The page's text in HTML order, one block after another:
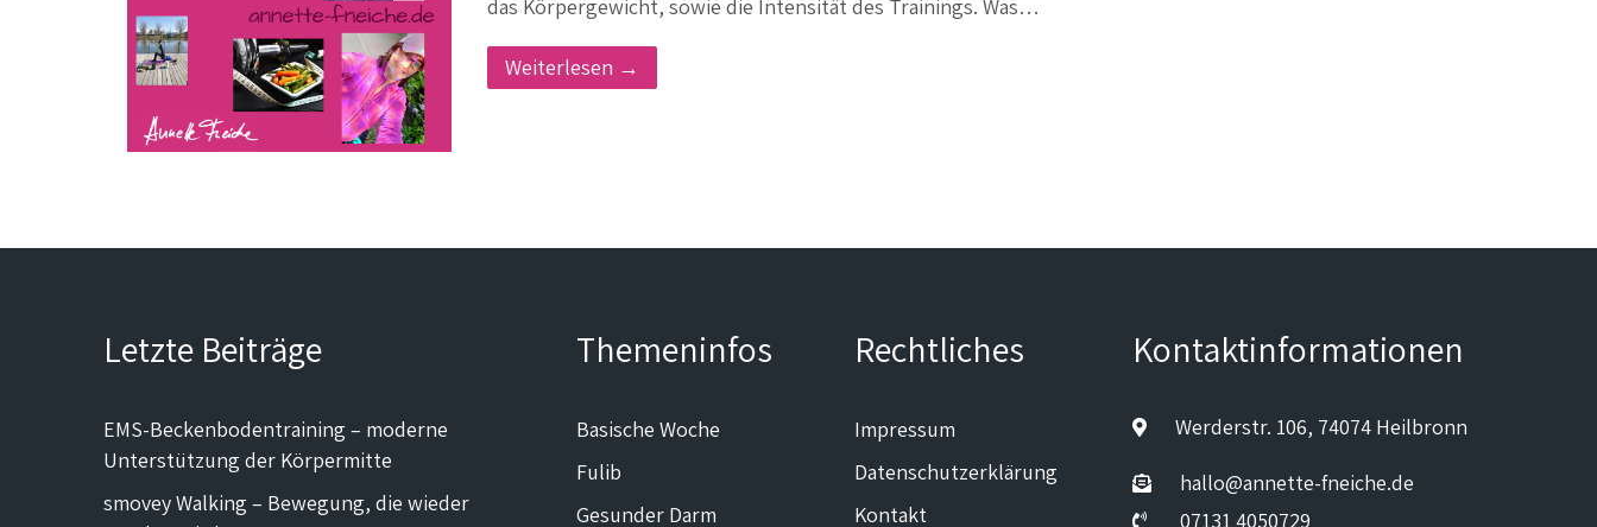
das Körpergewicht, sowie die Intensität des Trainings. Was…
Weiterlesen →
Letzte Beiträge
EMS-Beckenbodentraining – moderne
Unterstützung der Körpermitte
smovey Walking – Bewegung, die wieder
Themeninfos
Basische Woche
Fulib
Gesunder Darm
Rechtliches
Impressum
Datenschutzerklärung
Kontakt
Kontaktinformationen
Werderstr. 106, 74074 Heilbronn
hallo@annette-fneiche.de
07131 4050729